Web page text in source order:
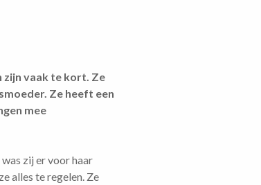
zijn vaak te kort. Ze
Ze heeft een
mee
zij er voor haar
alles te regelen. Ze